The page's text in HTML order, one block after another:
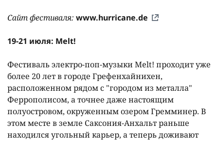
Сайт фестиваля: www.hurricane.de
19-21 июля: Melt!
Фестиваль электро-поп-музыки Melt! проходит уже
более 20 лет в городе Грефенхайнихен,
расположенном рядом с "городом из металла"
Феррополисом, а точнее даже настоящим
полуостровом, окруженным озером Гремминер. В
этом месте в земле Саксония-Анхальт раньше
находился угольный карьер, а теперь доживают